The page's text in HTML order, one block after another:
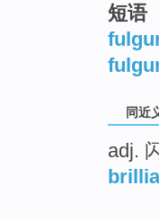
短语
同近
adj.